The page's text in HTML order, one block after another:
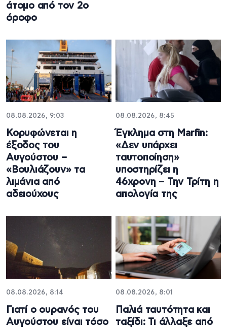
άτομο από τον 2ο
όροφο
08.08.2026, 9:03
Κορυφώνεται η
έξοδος του
Αυγούστου –
«Βουλιάζουν» τα
λιμάνια από
αδειούχους
08.08.2026, 8:45
Έγκλημα στη Marfin:
«Δεν υπάρχει
ταυτοποίηση»
υποστηρίζει η
46χρονη – Την Τρίτη η
απολογία της
08.08.2026, 8:14
Γιατί ο ουρανός του
Αυγούστου είναι τόσο
08.08.2026, 8:01
Παλιά ταυτότητα και
ταξίδι: Τι άλλαξε από